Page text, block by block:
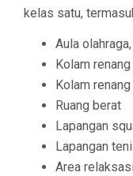
kelas satu,
Aula olahraga,
Kolam
Kolam
Ruang berat
Lapangan
Lapangan
Area